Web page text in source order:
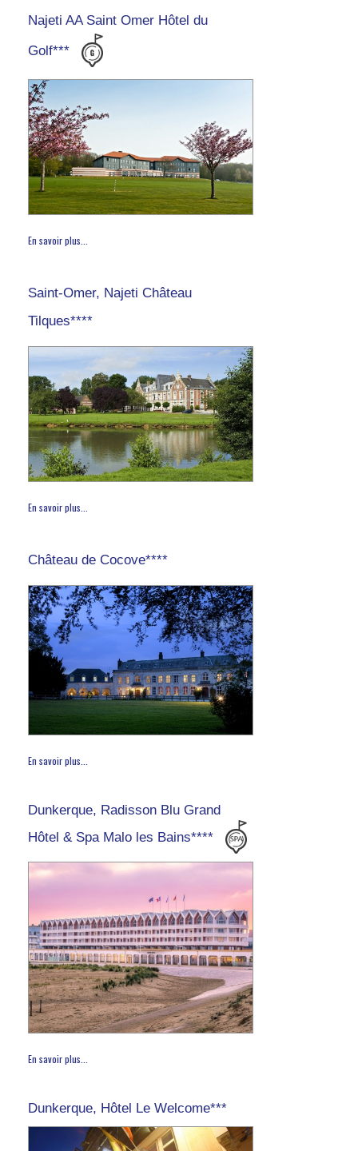
Najeti AA Saint Omer Hôtel du
Golf***
En savoir plus...
Saint-Omer, Najeti Château
Tilques****
En savoir plus...
Château de Cocove****
En savoir plus...
Dunkerque, Radisson Blu Grand
Hôtel & Spa Malo les Bains****
En savoir plus...
Dunkerque, Hôtel Le Welcome***